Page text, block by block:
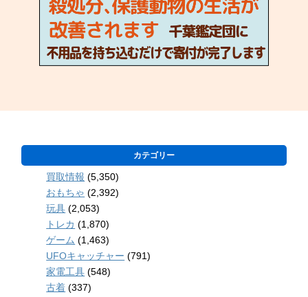
カテゴリー
買取情報 (5,350)
おもちゃ (2,392)
玩具 (2,053)
トレカ (1,870)
ゲーム (1,463)
UFOキャッチャー (791)
家電工具 (548)
古着 (337)